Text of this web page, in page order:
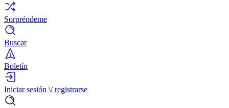
Sorpréndeme
Buscar
Boletín
Iniciar sesión \/ registrarse